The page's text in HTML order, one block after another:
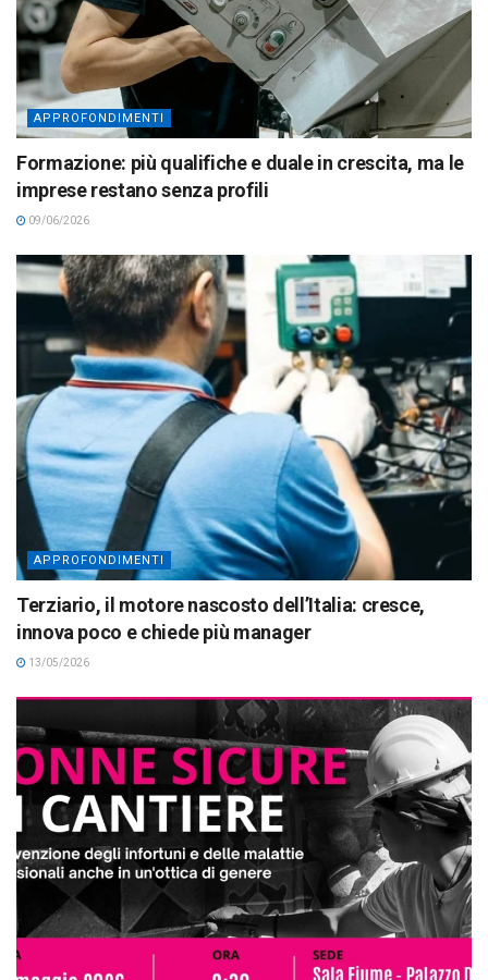
APPROFONDIMENTI
Formazione: più qualifiche e duale in crescita, ma le
imprese restano senza profili
09/06/2026
APPROFONDIMENTI
Terziario, il motore nascosto dell’Italia: cresce,
innova poco e chiede più manager
13/05/2026